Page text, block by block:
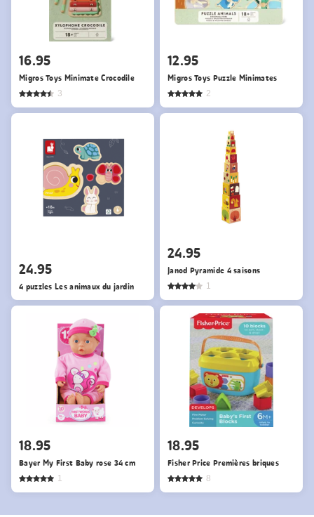
16.95
Migros Toys Minimate Crocodile
3
12.95
Migros Toys Puzzle Minimates
2
24.95
4 puzzles Les animaux du jardin
24.95
Janod Pyramide 4 saisons
1
18.95
Bayer My First Baby rose 34 cm
1
18.95
Fisher Price Premières briques
8